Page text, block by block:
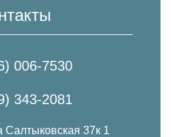
006-7530
343-2081
Салтыковская 37к 1